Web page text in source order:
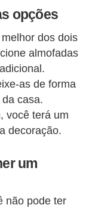
opções
dos dois
almofadas
as de forma
casa.
você terá um
decoração.
um
não pode ter